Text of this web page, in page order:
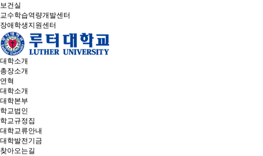
보건실
교수학습역량개발센터
장애학생지원센터
대학소개
총장소개
연혁
대학소개
대학본부
학교법인
학교규정집
대학교류안내
대학발전기금
찾아오는길